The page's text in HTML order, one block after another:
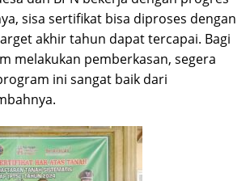
sisa sertifikat bisa diproses dengan
akhir tahun dapat tercapai. Bagi
melakukan pemberkasan, segera
ini sangat baik dari